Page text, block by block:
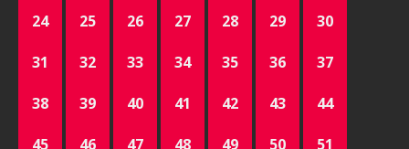
24 25 26 27 28 29 30
31 32 33 34 35 36 37
38 39 40 41 42 43 44
45 46 47 48 49 50 51